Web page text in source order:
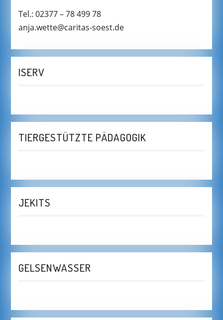
Tel.: 02377 – 78 499 78
anja.wette@caritas-soest.de
ISERV
TIERGESTÜTZTE PÄDAGOGIK
JEKITS
GELSENWASSER